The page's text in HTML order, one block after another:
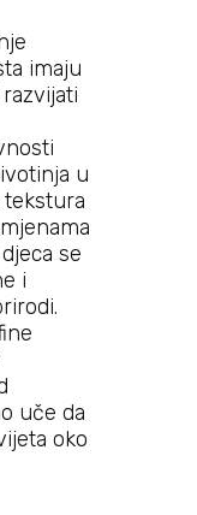
imaju
u
se
i
uče da
oko